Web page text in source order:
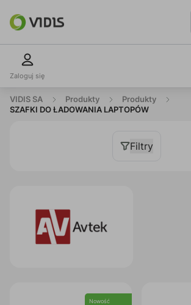
Zaloguj się
VIDIS SA Produkty
Produkty
SZAFKI DO ŁADOWANIA LAPTOPÓW
Filtry
Nowość